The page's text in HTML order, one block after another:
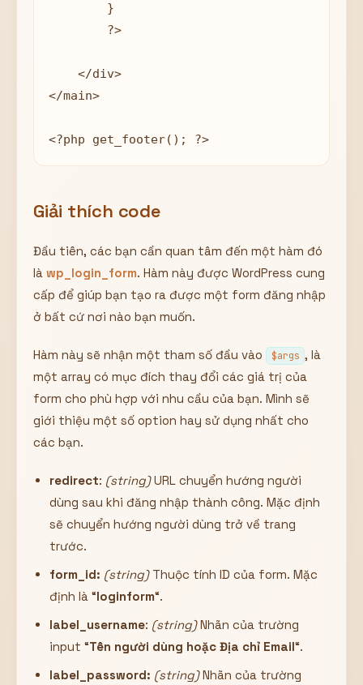
        }
        ?>
    </div>
</main>
<?php get_footer(); ?>
Giải thích code
Đầu tiên, các bạn cần quan tâm đến một hàm đó
là wp_login_form. Hàm này được WordPress cung
cấp để giúp bạn tạo ra được một form đăng nhập
ở bất cứ nơi nào bạn muốn.
Hàm này sẽ nhận một tham số đầu vào $args , là
một array có mục đích thay đổi các giá trị của
form cho phù hợp với nhu cầu của bạn. Mình sẽ
giới thiệu một số option hay sử dụng nhất cho
các bạn.
redirect: (string)URL chuyển hướng người
dùng sau khi đăng nhập thành công. Mặc định
sẽ chuyển hướng người dùng trở về trang
trước.
form_id: (string) Thuộc tính ID của form. Mặc
định là “loginform“.
label_username: (string)Nhãn của trường
input “Tên người dùng hoặc Địa chỉ Email“.
label_password: (string)Nhãn của trường